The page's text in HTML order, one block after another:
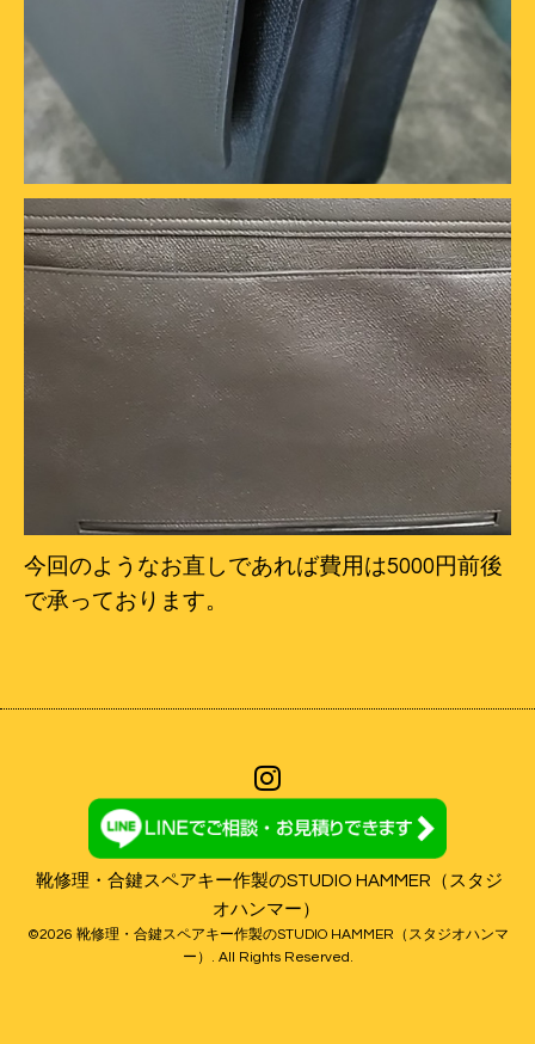
今回のようなお直しであれば費用は5000円前後
で承っております。
靴修理・合鍵スペアキー作製のSTUDIO HAMMER（スタジ
オハンマー）
©2026 靴修理・合鍵スペアキー作製のSTUDIO HAMMER（スタジオハンマ
ー）
. All Rights Reserved.